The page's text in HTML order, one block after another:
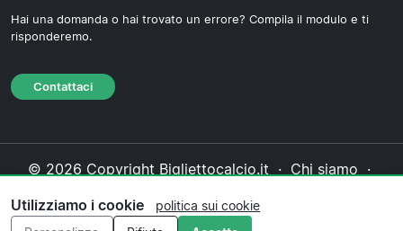
Hai una domanda o hai trovato un errore? Compila il modulo e ti
risponderemo.
Contattaci
© 2026 Copyright Bigliettocalcio.it · Chi siamo ·
cookie·Politica editoriale
Utilizziamo i cookie
politica sui cookie